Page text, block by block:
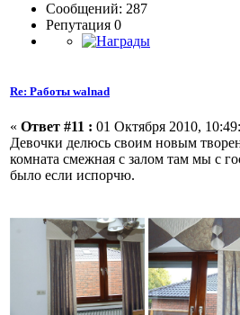
Сообщений: 287
Репутация 0
Re: Работы walnad
« Ответ #11 : 01 Октября 2010,
Девочки делюсь своим новым
комната смежная с залом там мы с
было если испорчю.